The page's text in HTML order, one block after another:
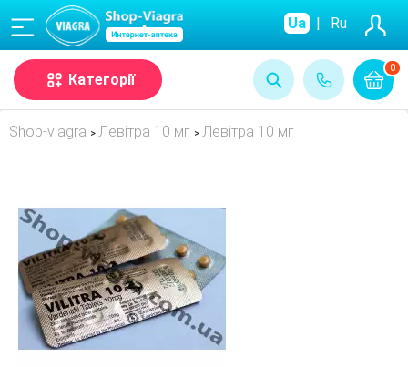
0
(068) Ua | Ru
Категорії
Shop-viagra > Левітра 10 мг > Левітра 10 мг